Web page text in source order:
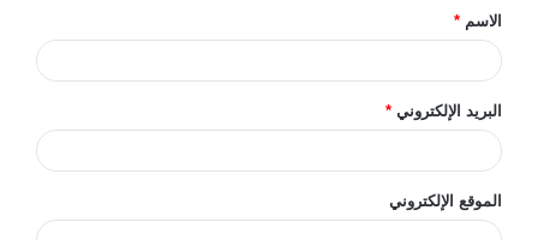
*الاسم *
البريد الإلكتروني *
الموقع الإلكتروني